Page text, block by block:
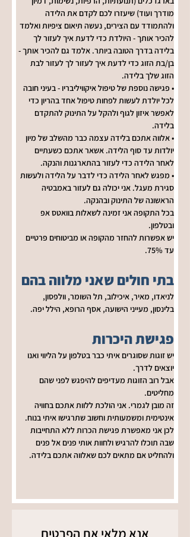
מודרך ועוד) שיעזרו לכם לקדם את הלידה
ולהתמודד עם הצירים, נעשה תיאום ציפיות ואלמד
להכיר אותך - היולדת כדי לדעת איך לעזור לך
בלידה בדרך הטובה ביותר. אלמד גם להכיר אותך -
בן/בת הזוג כדי לדעת איך לעזור לך לעזור לבת
הזוג שלך בלידה.
• פגישה נוספת של טיפול איקוויליבריו - בעיני חובה
לכל יולדת לעשות לפחות טיפול אחד בהריון כדי
לאפשר איזון לגוף ולהקל על התינוק להתקדם
בלידה.
• אלווה אתכם בלידה עצמה כבר מהשלב של מיון
יולדות עד סוף הלידה. אשאר אתכם כשעתיים
לאחר הלידה כדי לעזור בהתארגנות והנקה.
• מפגש לאחר הלידה כדי לדבר על הלידה ולעשות
סגירת מעגל. אני יכולה גם לעזור באמבטיה
הראשונה של התינוק ובהנקה.
בכל התקופה אני זמינה לשאלות בוואטס אפ
ובטלפון.
יש אפשרות להחזר מהקופה או מביטוחים פרטיים
עד 75%.
בתי חולים שאני מלווה בהם
לניאדו, מאיר, איכילוב, תל השומר, וולפסון,
בלינסון, מעייני הישועה, אסף הרופא, הילל יפה.
פגישת היכרות
יש זוגות שסוגרים איתי כבר בטלפון על הליווי ואנו
יוצאים לדרך.
אבל רוב הזוגות מעדיפים להיפגש לפני שהם
מחליטים.
זה מובן לגמרי. אני הולכת ללוות אתכם בחוויה
אינטימית ומשמעותית וחשוב שתרגישו איתי בנוח.
לכן אני מאפשרת פגישת הכרות ללא התחייבות
שבה תוכלו להרגיש ולחוות אותי פנים אל פנים
ולהחליט אם מתאים לכם שאלווה אתכם בלידה.
אנא מלאי את הפרטים